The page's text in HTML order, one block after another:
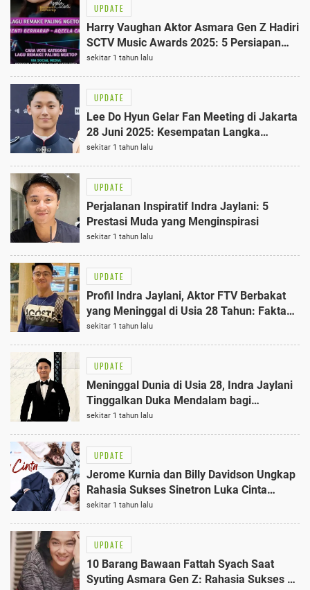
UPDATE
Harry Vaughan Aktor Asmara Gen Z Hadiri
SCTV Music Awards 2025: 5 Persiapan
Penting Sebelum Tampil!
sekitar 1 tahun lalu
UPDATE
Lee Do Hyun Gelar Fan Meeting di Jakarta
28 Juni 2025: Kesempatan Langka
Bertemu Aktor Favorit
sekitar 1 tahun lalu
UPDATE
Perjalanan Inspiratif Indra Jaylani: 5
Prestasi Muda yang Menginspirasi
sekitar 1 tahun lalu
UPDATE
Profil Indra Jaylani, Aktor FTV Berbakat
yang Meninggal di Usia 28 Tahun: Fakta
dan Prestasinya
sekitar 1 tahun lalu
UPDATE
Meninggal Dunia di Usia 28, Indra Jaylani
Tinggalkan Duka Mendalam bagi
Penggemar
sekitar 1 tahun lalu
UPDATE
Jerome Kurnia dan Billy Davidson Ungkap
Rahasia Sukses Sinetron Luka Cinta
Melewati 250 Episode
sekitar 1 tahun lalu
UPDATE
10 Barang Bawaan Fattah Syach Saat
Syuting Asmara Gen Z: Rahasia Sukses di